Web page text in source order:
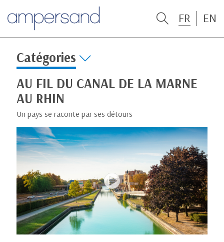
FR EN
Catégories
AU FIL DU CANAL DE LA MARNE
AU RHIN
Un pays se raconte par ses détours